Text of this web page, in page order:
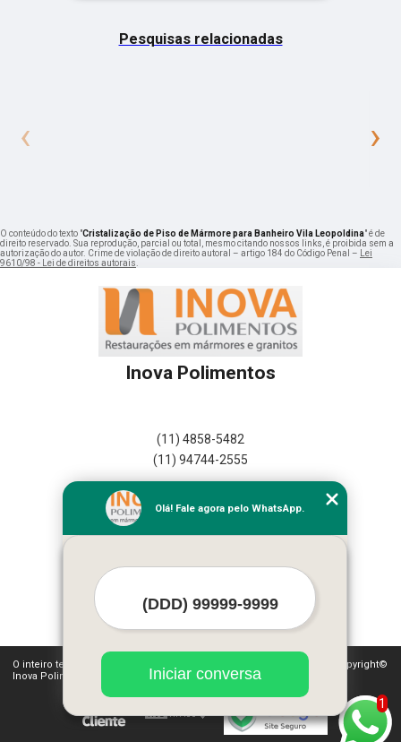
Pesquisas relacionadas
‹ ›
O conteúdo do texto "Cristalização de Piso de Mármore para Banheiro Vila Leopoldina" é de
direito reservado. Sua reprodução, parcial ou total, mesmo citando nossos links, é proibida sem a
autorização do autor. Crime de violação de direito autoral – artigo 184 do Código Penal –
Lei
9610/98 - Lei de direitos autorais
Inova Polimentos
(11) 4858-5482
(11) 94744-2555
Empresa
Missão
Mapa do site
Mais Serviços
O inteiro teor deste site está sujeito à proteção de direitos autorais. Copyright©
Inova Polimentos (Lei 9610 de 19/02/1998)
1
Olá! Fale agora pelo WhatsApp.
Iniciar conversa